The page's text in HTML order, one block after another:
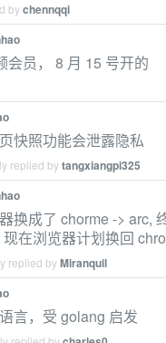
bychennqqi
会员， 8 月 15 号开的
快照功能会泄露隐私
replied bytangxiangpi325
换成了 chorme -> arc,
在浏览器计划换回
replied byMiranquil
言，受 golang 启发